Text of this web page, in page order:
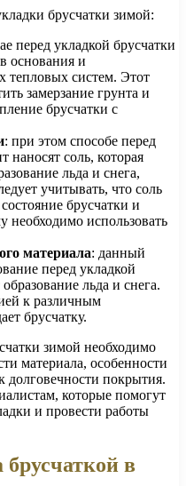
брусчатки зимой:
перед укладкой брусчатки
основания и
тепловых систем. Этот
замерзание грунта и
брусчатки с
: при этом способе перед
наносят соль, которая
льда и снега,
учитывать, что соль
брусчатки и
использовать
материала: данный
перед укладкой
льда и снега.
к различным
брусчатку.
зимой необходимо
материала, особенности
долговечности покрытия.
которые помогут
и провести работы
брусчаткой в